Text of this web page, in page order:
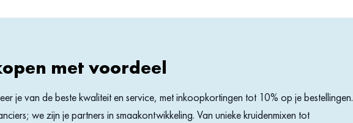
verantwoordelijk voor de scherpte van de peper. Ook ui vind
KOPEN
met voordeel
je van de beste kwaliteit en service, met inkoopkortingen tot 10% op je bestellingen.
we zijn je partners in smaakontwikkeling. Van unieke kruidenmixen tot